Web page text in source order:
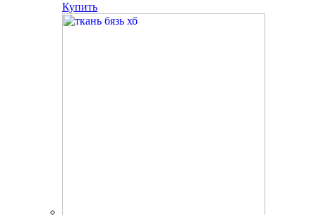
Купить